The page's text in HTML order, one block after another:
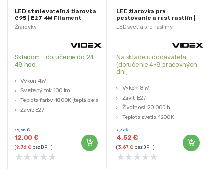
Žiarovky
LED stmievateľná žiarovka
G95 | E27 4W Filament
Skladom - doručenie do 24-
48 hod
Výkon: 4W
Svetelný tok: 100 lm
Teplota farby: 1800K (teplá biela)
Závit: E27
12,00€
19,95€
(9,76€ bez DPH)
★★★★★
LED svetlá pre rastliny
LED žiarovka pre
pestovanie a rast rastlín |
8W E27 A60
Na sklade u dodávateľa
(doručenie 4-8 pracovných
dni)
Výkon: 8 W
Závit: E27
Životnosť: 20 000 h
Teplota svetla: 1200K
4,52€
7,77€
(3,67€ bez DPH)
★★★★★